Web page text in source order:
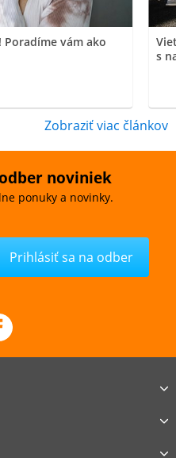
vám ako
s
Zobraziť viac článkov
noviniek
ponuky a novinky.